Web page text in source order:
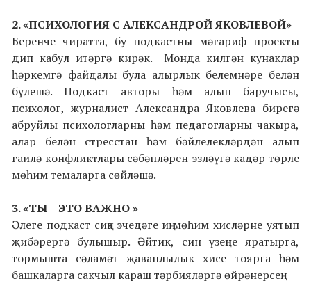
2. «ПСИХОЛОГИЯ С АЛЕКСАНДРОЙ ЯКОВЛЕВОЙ»
Беренче чиратта, бу подкастны мәгариф проекты
дип кабул итәргә кирәк. Монда килгән кунаклар
һәркемгә файдалы була алырлык белемнәре белән
бүлешә. Подкаст авторы һәм алып баручысы,
психолог, журналист Александра Яковлева бирегә
абруйлы психологларны һәм педагогларны чакыра,
алар белән стресстан һәм бәйлелекләрдән алып
гаилә конфликтлары сәбәпләрен эзләүгә кадәр төрле
мөһим темаларга сөйләшә.
3. «ТЫ – ЭТО ВАЖНО »
Әлеге подкаст сиңа эчедәге иң мөһим хисләрне уятып
җибәрергә булышыр. Әйтик, син үзеңне яратырга,
тормышта сәламәт җаваплылык хисе тоярга һәм
башкаларга сакчыл караш тәрбияләргә өйрәнерсең.